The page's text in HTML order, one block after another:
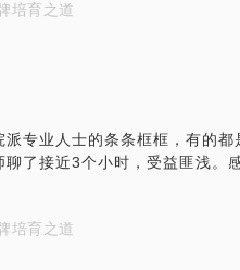
下百家企业，回眸一看，就只
钱打打广告就成了呗。”这回答
个观点：品牌绝非具象的呈现
倾吐。
关于品牌培育系统的分享内容
培育之道
专业人士的条条框框，有的
了接近3个小时，受益匪浅。
培育之道